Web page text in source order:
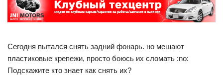
Сегодня пытался снять задний фонарь. но мешают
пластиковые крепежи, просто боюсь их сломать :no:
Подскажите кто знает как снять их?